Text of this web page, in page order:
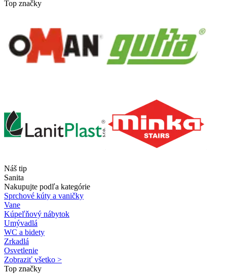
Top značky
Náš tip
Sanita
Nakupujte podľa kategórie
Sprchové kúty a vaničky
Vane
Kúpeľňový nábytok
Umývadlá
WC a bidety
Zrkadlá
Osvetlenie
Zobraziť všetko >
Top značky